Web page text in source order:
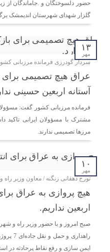
حضور دلسوختگان و .جاماندگان از
گلزار شهدای شهرستان اندیمشک
۱۳
مهر
سردار گودرزی فرمانده مرزبانی
عراق هیچ تصمیمی برای
آستانه اربعین حسینی
فرمانده مرزبانی کشور گفت:
مشترک با مسؤولان ایرانی تاکید
مرزها تصمیمی ندارند.
۱۰
مهر
تورج دهقانی زنگنه / معاون وزیر
هیچ پروازی به عراق برای
اربعین نداریم.
صبح امروز و با حضور وزیر راه و
ایمن سازی و رفع نقاط پرحادثه در